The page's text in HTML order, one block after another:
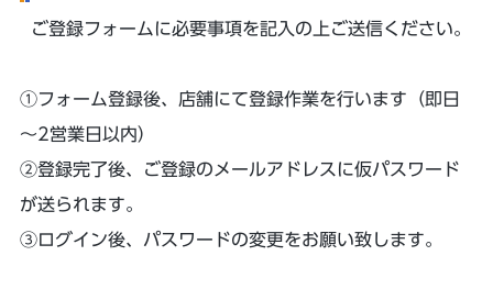
ご登録フォームに必要事項を記入の上ご送信ください。
①フォーム登録後、店舗にて登録作業を行います（即日
～2営業日以内）
②登録完了後、ご登録のメールアドレスに仮パスワード
が送られます。
③ログイン後、パスワードの変更をお願い致します。